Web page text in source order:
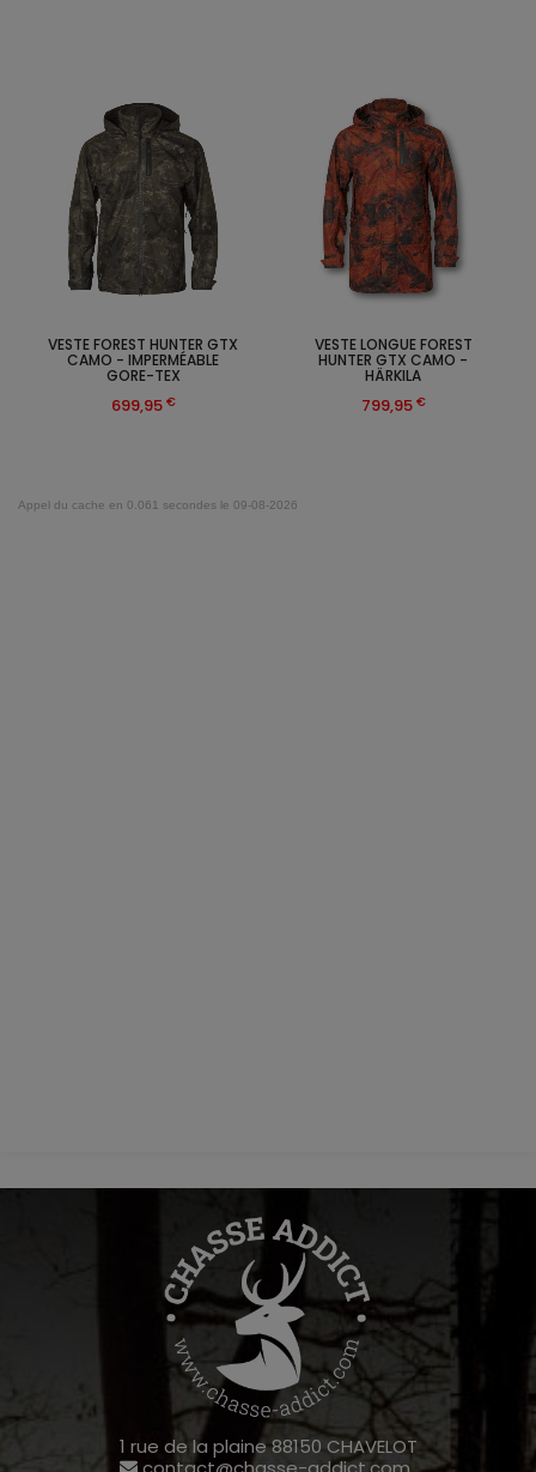
VESTE FOREST HUNTER GTX
CAMO - IMPERMÉABLE
GORE-TEX
699,95 €
VESTE LONGUE FOREST
HUNTER GTX CAMO -
HÄRKILA
799,95 €
Appel du cache en 0.061 secondes le 09-08-2026
1 rue de la plaine 88150 CHAVELOT